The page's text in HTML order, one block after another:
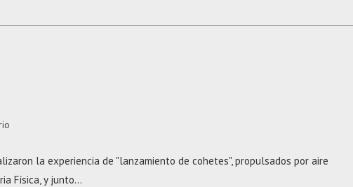
la experiencia de "lanzamiento de cohetes", propulsados por aire
Física, y junto…